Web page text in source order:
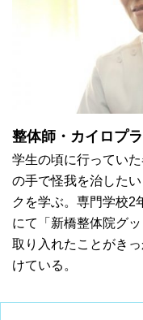
整体師・カイロプ
学生の頃に行ってい
の手で怪我を治した
クを学ぶ。専門学校2
にて「新橋整体院グ
取り入れたことがき
けている。